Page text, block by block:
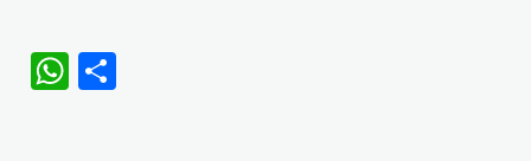
WhatsApp